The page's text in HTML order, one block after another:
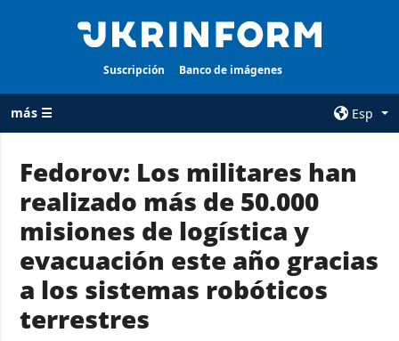
Suscripción Banco de imágenes
más ☰
Esp
TODAS LAS
CATEGORÍAS
Guerra
Reconstrucción
de Ucrania
Política
AGENCIA
sobre la agencia
contacto
condiciones de
suscripción
Fedorov: Los militares han
realizado más de 50.000
misiones de logística y
evacuación este año gracias
a los sistemas robóticos
terrestres